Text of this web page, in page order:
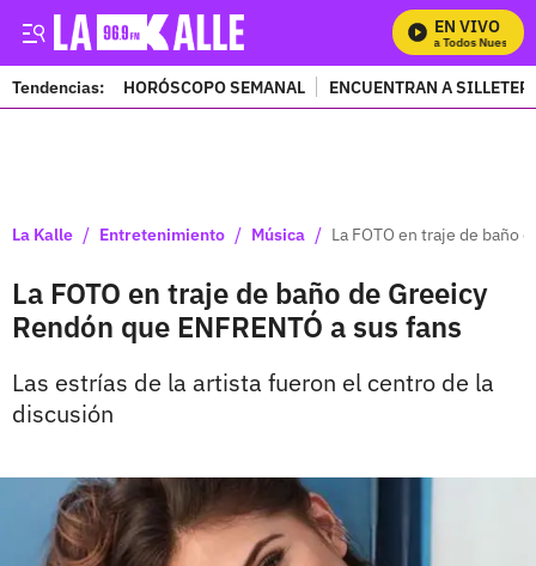
EN VIVO
Mira Todos Nuestros
Tendencias: HORÓSCOPO SEMANAL ENCUENTRAN A
La Kalle / Entretenimiento / Música / La FOTO en traje de baño
La FOTO en traje de baño de Greeicy
Rendón que ENFRENTÓ a sus fans
Las estrías de la artista fueron el centro de la
discusión